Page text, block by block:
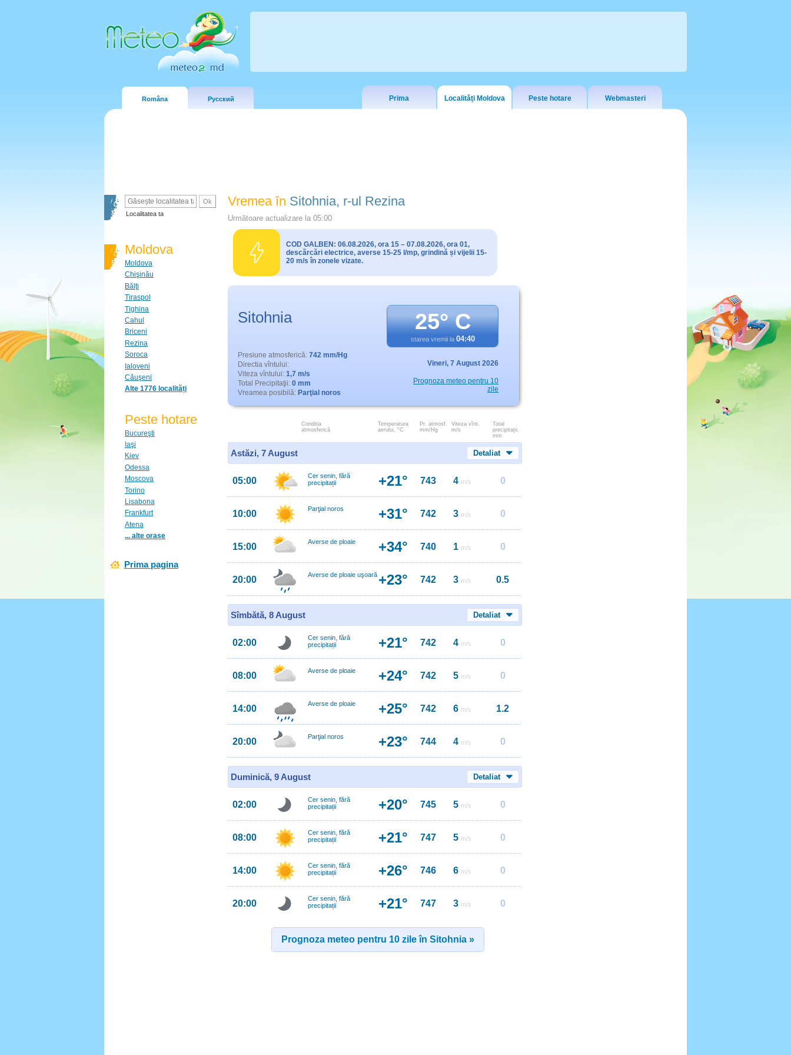
Româna Русский Prima Localități Moldova Peste hotare Webmasteri
Localitatea ta
Moldova
Moldova
Chişinău
Bălţi
Tiraspol
Tighina
Cahul
Briceni
Rezina
Soroca
Ialoveni
Căuşeni
Alte 1776 localități
Peste hotare
Bucureşti
Iaşi
Kiev
Odessa
Moscova
Torino
Lisabona
Frankfurt
Atena
... alte orașe
Prima pagina
Vremea în Sitohnia, r-ul Rezina
Următoare actualizare la 05:00
COD GALBEN: 06.08.2026, ora 15 – 07.08.2026, ora 01,
descărcări electrice, averse 15-25 l/mp, grindină și vijelii 15-
20 m/s în zonele vizate.
Sitohnia 25° C
starea vremii la 04:40
Presiune atmosferică: 742 mm/Hg
Directia vîntului:
Viteza vîntului: 1,7 m/s
Total Precipitaţii: 0 mm
Vreamea posibilă: Parţial noros
Vineri, 7 August 2026
Prognoza meteo pentru 10
zile
Conditia
atmosferică
Temperatura
aerului, °C
Pr. atmosf.
mm/Hg
Viteza vînt.
m/s
Total
precipitații,
mm
Astăzi, 7 August Detaliat
05:00
Cer senin, fără
precipitații
+21° 743 4 m/s 0
10:00 Parţial noros +31° 742 3 m/s 0
15:00 Averse de ploaie +34° 740 1 m/s 0
20:00 Averse de ploaie uşoară +23° 742 3 m/s 0.5
Sîmbătă, 8 August Detaliat
02:00
Cer senin, fără
precipitații
+21° 742 4 m/s 0
08:00 Averse de ploaie +24° 742 5 m/s 0
14:00 Averse de ploaie +25° 742 6 m/s 1.2
20:00 Parţial noros +23° 744 4 m/s 0
Duminică, 9 August Detaliat
02:00
Cer senin, fără
precipitații
+20° 745 5 m/s 0
08:00
Cer senin, fără
precipitații
+21° 747 5 m/s 0
14:00
Cer senin, fără
precipitații
+26° 746 6 m/s 0
20:00
Cer senin, fără
precipitații
+21° 747 3 m/s 0
Prognoza meteo pentru 10 zile în Sitohnia »